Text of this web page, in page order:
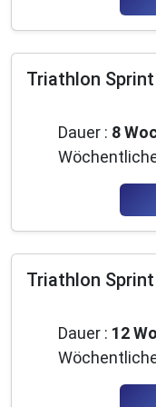
Triathlon Sprint
Dauer : 8
Triathlon Sprint
Dauer : 12